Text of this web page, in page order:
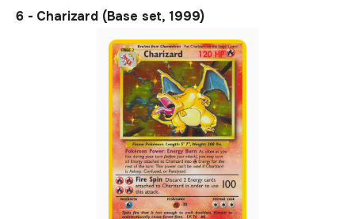
6 - Charizard (Base set, 1999)